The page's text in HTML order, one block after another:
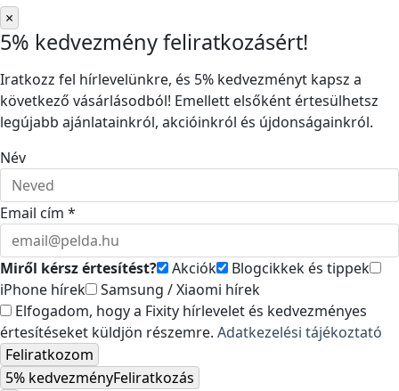
×
5% kedvezmény feliratkozásért!
Iratkozz fel hírlevelünkre, és 5% kedvezményt kapsz a
következő vásárlásodból! Emellett elsőként értesülhetsz
legújabb ajánlatainkról, akcióinkról és újdonságainkról.
Név
Email cím *
Miről kérsz értesítést? Akciók
Blogcikkek és tippek
iPhone hírek
Samsung / Xiaomi hírek
Elfogadom, hogy a Fixity hírlevelet és kedvezményes
értesítéseket küldjön részemre. Adatkezelési tájékoztató
Feliratkozom
5% kedvezményFeliratkozás